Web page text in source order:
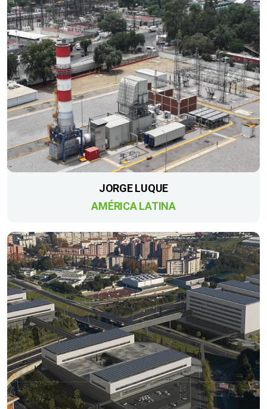
JORGE LUQUE
AMÉRICA LATINA